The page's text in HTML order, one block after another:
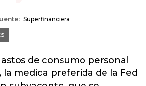
de consumo personal
la medida preferida de la Fed